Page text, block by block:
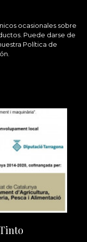
ocasionales sobre
Puede darse de
Política de